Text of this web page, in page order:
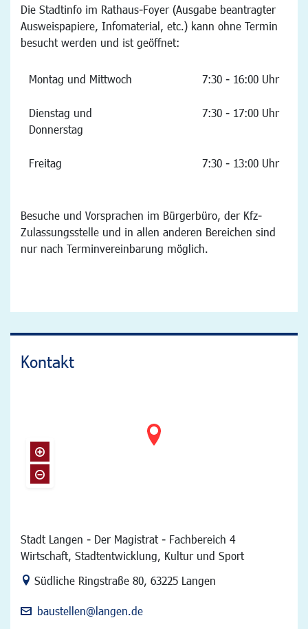
Die Stadtinfo im Rathaus-Foyer (Ausgabe beantragter
Ausweispapiere, Infomaterial, etc.) kann ohne Termin
besucht werden und ist geöffnet:
Montag und Mittwoch 7:30 - 16:00 Uhr
Dienstag und
Donnerstag
7:30 - 17:00 Uhr
Freitag 7:30 - 13:00 Uhr
Besuche und Vorsprachen im Bürgerbüro, der Kfz-
Zulassungsstelle und in allen anderen Bereichen sind
nur nach Terminvereinbarung möglich.
Kontakt
Stadt Langen - Der Magistrat - Fachbereich 4
Wirtschaft, Stadtentwicklung, Kultur und Sport
Link zur Google-Maps Navigation
Südliche Ringstraße 80, 63225 Langen
baustellen@langen.de